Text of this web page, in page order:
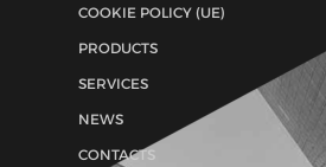
COOKIE POLICY (UE)
PRODUCTS
SERVICES
NEWS
CONTACTS